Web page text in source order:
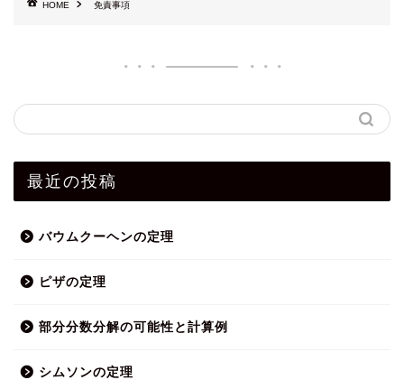
HOME 免責事項
最近の投稿
バウムクーヘンの定理
ピザの定理
部分分数分解の可能性と計算例
シムソンの定理